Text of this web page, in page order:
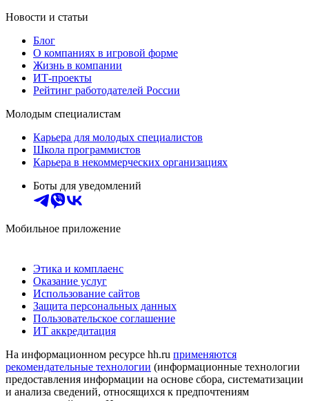
Новости и статьи
Блог
О компаниях в игровой форме
Жизнь в компании
ИТ-проекты
Рейтинг работодателей России
Молодым специалистам
Карьера для молодых специалистов
Школа программистов
Карьера в некоммерческих организациях
Боты для уведомлений
Мобильное приложение
Этика и комплаенс
Оказание услуг
Использование сайтов
Защита персональных данных
Пользовательское соглашение
ИТ аккредитация
На информационном ресурсе hh.ru применяются
рекомендательные технологии (информационные технологии
предоставления информации на основе сбора, систематизации
и анализа сведений, относящихся к предпочтениям